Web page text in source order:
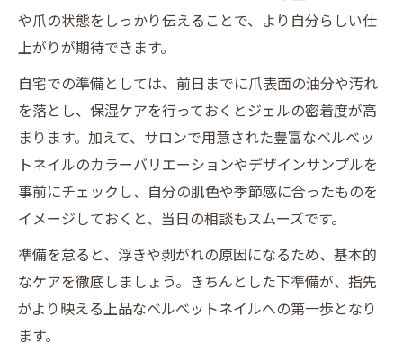
や爪の状態をしっかり伝えることで、より自分らしい仕
上がりが期待できます。
自宅での準備としては、前日までに爪表面の油分や汚れ
を落とし、保湿ケアを行っておくとジェルの密着度が高
まります。加えて、サロンで用意された豊富なベルベッ
トネイルのカラーバリエーションやデザインサンプルを
事前にチェックし、自分の肌色や季節感に合ったものを
イメージしておくと、当日の相談もスムーズです。
準備を怠ると、浮きや剥がれの原因になるため、基本的
なケアを徹底しましょう。きちんとした下準備が、指先
がより映える上品なベルベットネイルへの第一歩となり
ます。